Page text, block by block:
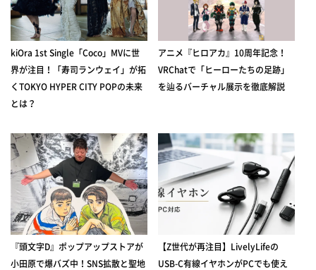
kiOra 1st Single「Coco」MVに世
界が注目！「寿司ランウェイ」が拓
くTOKYO HYPER CITY POPの未来
とは？
アニメ『ヒロアカ』10周年記念！
VRChatで「ヒーローたちの足跡」
を辿るバーチャル展示を徹底解説
『頭文字D』ポップアップストアが
小田原で爆バズ中！SNS拡散と聖地
【Z世代が再注目】LivelyLifeの
USB-C有線イヤホンがPCでも使え